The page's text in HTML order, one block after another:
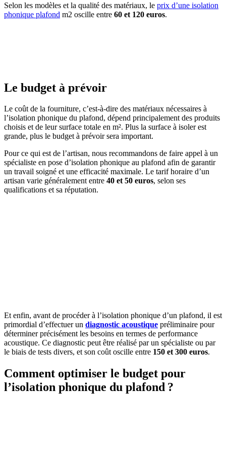
Selon les modèles et la qualité des matériaux, le prix d’une isolation
phonique plafond m2 oscille entre 60 et 120 euros.
Le budget à prévoir
Le coût de la fourniture, c’est-à-dire des matériaux nécessaires à
l’isolation phonique du plafond, dépend principalement des produits
choisis et de leur surface totale en m². Plus la surface à isoler est
grande, plus le budget à prévoir sera important.
Pour ce qui est de l’artisan, nous recommandons de faire appel à un
spécialiste en pose d’isolation phonique au plafond afin de garantir
un travail soigné et une efficacité maximale. Le tarif horaire d’un
artisan varie généralement entre 40 et 50 euros, selon ses
qualifications et sa réputation.
Et enfin, avant de procéder à l’isolation phonique d’un plafond, il est
primordial d’effectuer un diagnostic acoustique préliminaire pour
déterminer précisément les besoins en termes de performance
acoustique. Ce diagnostic peut être réalisé par un spécialiste ou par
le biais de tests divers, et son coût oscille entre 150 et 300 euros.
Comment optimiser le budget pour
l’isolation phonique du plafond ?